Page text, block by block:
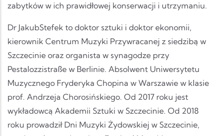
zabytków w ich prawidłowej konserwacji i utrzymaniu.
Dr JakubStefek to doktor sztuki i doktor ekonomii,
kierownik Centrum Muzyki Przywracanej z siedzibą w
Szczecinie oraz organista w synagodze przy
Pestalozzistraße w Berlinie. Absolwent Uniwersytetu
Muzycznego Fryderyka Chopina w Warszawie w klasie
prof. Andrzeja Chorosińskiego. Od 2017 roku jest
wykładowcą Akademii Sztuki w Szczecinie. Od 2018
roku prowadził Dni Muzyki Żydowskiej w Szczecinie,